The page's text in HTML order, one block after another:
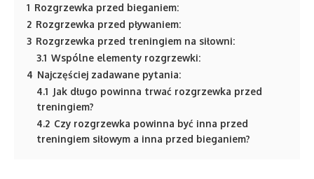
1 Rozgrzewka przed bieganiem:
2 Rozgrzewka przed pływaniem:
3 Rozgrzewka przed treningiem na siłowni:
3.1 Wspólne elementy rozgrzewki:
4 Najczęściej zadawane pytania:
4.1 Jak długo powinna trwać rozgrzewka przed
treningiem?
4.2 Czy rozgrzewka powinna być inna przed
treningiem siłowym a inna przed bieganiem?